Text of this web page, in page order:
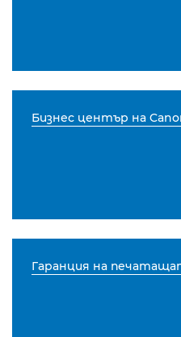
Бизнес център на
Гаранция на